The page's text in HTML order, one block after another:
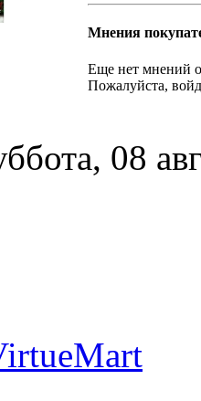
Мнения
Еще нет мнений
Пожалуйста,
08